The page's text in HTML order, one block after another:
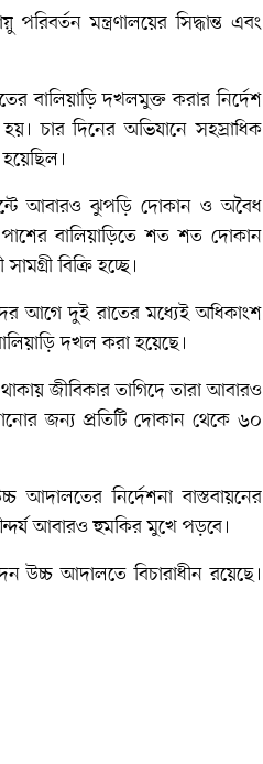
মন্ত্রণালয়ের সিদ্ধান্ত এবং
বালিয়াড়ি দখলমুক্ত করার নির্দেশ
চার দিনের অভিযানে সহস্রাধিক
আবারও ঝুপড়ি দোকান ও অবৈধ
বালিয়াড়িতে শত শত দোকান
বিক্রি হচ্ছে।
আগে দুই রাতের মধ্যেই অধিকাংশ
দখল করা হয়েছে।
জীবিকার তাগিদে তারা আবারও
জন্য প্রতিটি দোকান থেকে ৬০
আদালতের নির্দেশনা বাস্তবায়নের
আবারও হুমকির মুখে পড়বে।
উচ্চ আদালতে বিচারাধীন রয়েছে।